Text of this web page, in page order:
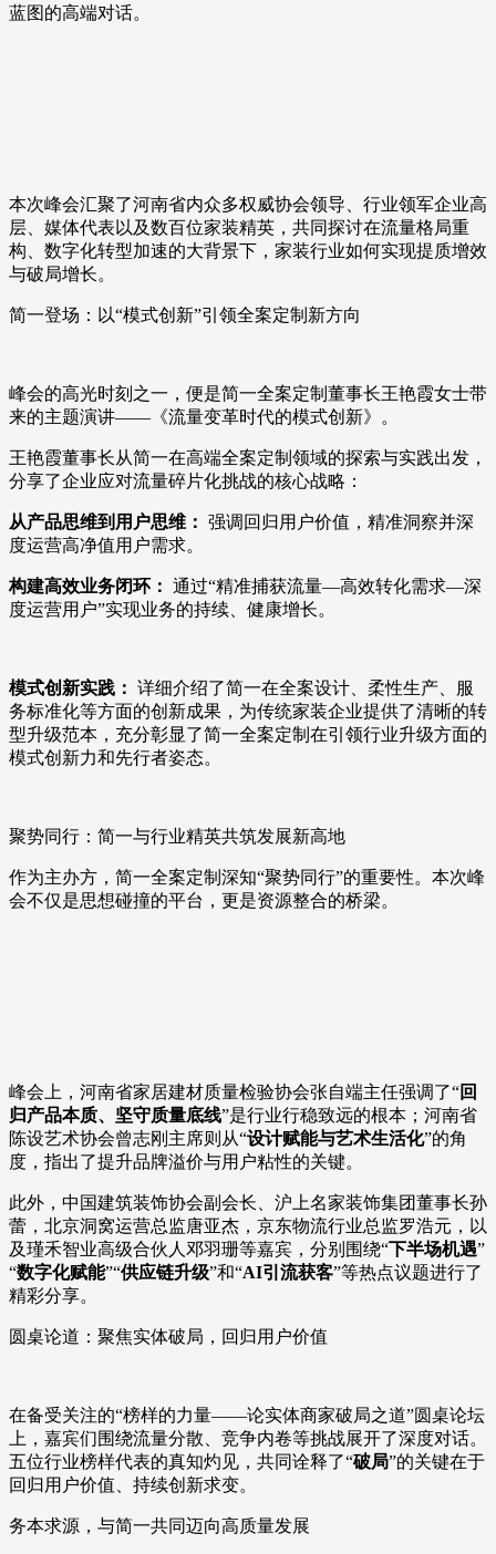
蓝图的高端对话。
本次峰会汇聚了河南省内众多权威协会领导、行业领军企业高
层、媒体代表以及数百位家装精英，共同探讨在流量格局重
构、数字化转型加速的大背景下，家装行业如何实现提质增效
与破局增长。
简一登场：以“模式创新”引领全案定制新方向
峰会的高光时刻之一，便是简一全案定制董事长王艳霞女士带
来的主题演讲——《流量变革时代的模式创新》。
王艳霞董事长从简一在高端全案定制领域的探索与实践出发，
分享了企业应对流量碎片化挑战的核心战略：
从产品思维到用户思维： 强调回归用户价值，精准洞察并深
度运营高净值用户需求。
构建高效业务闭环： 通过“精准捕获流量—高效转化需求—深
度运营用户”实现业务的持续、健康增长。
模式创新实践： 详细介绍了简一在全案设计、柔性生产、服
务标准化等方面的创新成果，为传统家装企业提供了清晰的转
型升级范本，充分彰显了简一全案定制在引领行业升级方面的
模式创新力和先行者姿态。
聚势同行：简一与行业精英共筑发展新高地
作为主办方，简一全案定制深知“聚势同行”的重要性。本次峰
会不仅是思想碰撞的平台，更是资源整合的桥梁。
峰会上，河南省家居建材质量检验协会张自端主任强调了“回
归产品本质、坚守质量底线”是行业行稳致远的根本；河南省
陈设艺术协会曾志刚主席则从“设计赋能与艺术生活化”的角
度，指出了提升品牌溢价与用户粘性的关键。
此外，中国建筑装饰协会副会长、沪上名家装饰集团董事长孙
蕾，北京洞窝运营总监唐亚杰，京东物流行业总监罗浩元，以
及瑾禾智业高级合伙人邓羽珊等嘉宾，分别围绕“下半场机遇”
“数字化赋能”“供应链升级”和“AI引流获客”等热点议题进行了
精彩分享。
圆桌论道：聚焦实体破局，回归用户价值
在备受关注的“榜样的力量——论实体商家破局之道”圆桌论坛
上，嘉宾们围绕流量分散、竞争内卷等挑战展开了深度对话。
五位行业榜样代表的真知灼见，共同诠释了“破局”的关键在于
回归用户价值、持续创新求变。
务本求源，与简一共同迈向高质量发展